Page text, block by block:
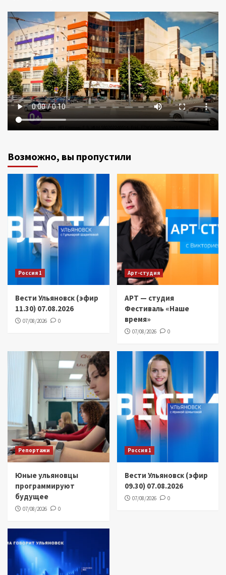
Возможно, вы пропустили
Россия 1
Вести Ульяновск (эфир
11.30) 07.08.2026
07/08/2026 0
Арт-студия
АРТ — студия
Фестиваль «Наше
время»
07/08/2026 0
Репортажи
Юные ульяновцы
программируют
будущее
07/08/2026 0
Россия 1
Вести Ульяновск (эфир
09.30) 07.08.2026
07/08/2026 0